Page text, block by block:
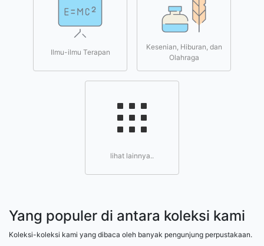
Ilmu-ilmu Terapan
Kesenian, Hiburan, dan
Olahraga
lihat lainnya..
Yang populer di antara koleksi kami
Koleksi-koleksi kami yang dibaca oleh banyak pengunjung perpustakaan.